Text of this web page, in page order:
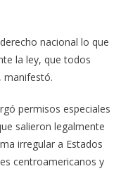
nacional lo que
la ley, que todos
manifestó.
permisos especiales
salieron legalmente
irregular a Estados
centroamericanos y